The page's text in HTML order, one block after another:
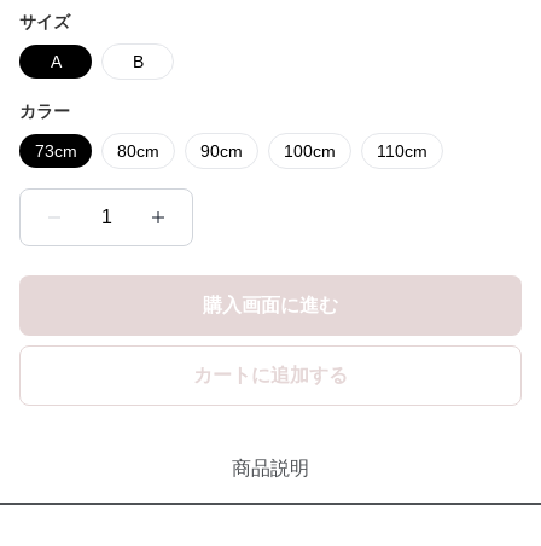
サイズ
A B
カラー
73cm 80cm 90cm 100cm 110cm
1
購入画面に進む
カートに追加する
商品説明